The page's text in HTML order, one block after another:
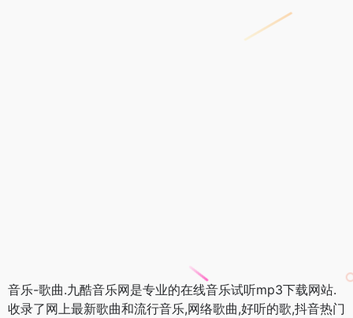
音乐-歌曲.九酷音乐网是专业的在线音乐试听mp3下载网站.
收录了网上最新歌曲和流行音乐,网络歌曲,好听的歌,抖音热门